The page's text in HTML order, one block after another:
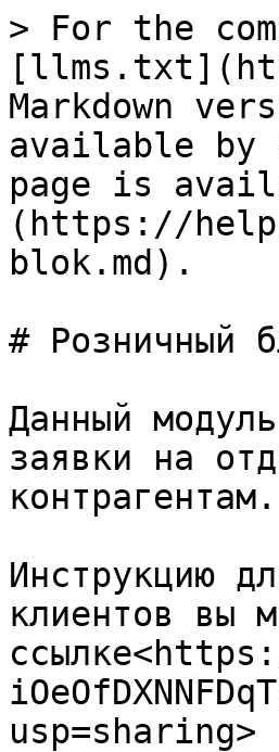
> For the
Markdown
available by
page is
(https://
blok.md).
# Розничный
Данный
заявки на
контрагентам.
Инструкцию
клиентов вы
usp=sharing>